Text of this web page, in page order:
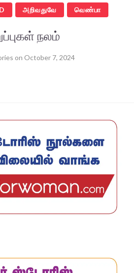
அறிவதுவே வெண்பா
நலம்
on October 7, 2024